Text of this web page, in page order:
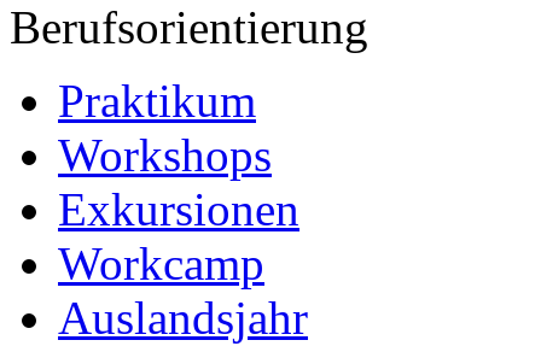
Berufsorientierung
Praktikum
Workshops
Exkursionen
Workcamp
Auslandsjahr